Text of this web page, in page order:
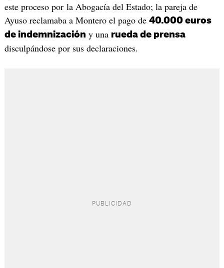
este proceso por la Abogacía del Estado; la pareja de
Ayuso reclamaba a Montero el pago de 40.000 euros
de indemnización y una rueda de prensa
disculpándose por sus declaraciones.